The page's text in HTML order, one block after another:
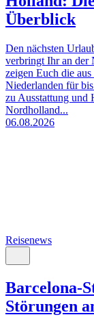
Überblick
Den nächsten
verbringt Ihr an der
zeigen Euch die
Niederlanden für
zu Ausstattung und
Nordholland...
06.08.2026
Reisenews
Barcelona-
Störungen